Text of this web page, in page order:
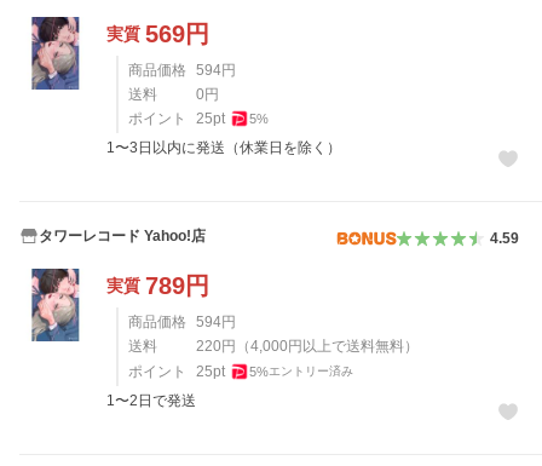
実質 569円
商品価格 594円
送料
0 円
ポイント
25pt 5%
1〜3日以内に発送（休業日を除く）
タワーレコード Yahoo!店 4.59
実質 789円
商品価格 594円
送料
220 円 （4,000 円以上で送料無料）
ポイント
25pt 5%エントリー済み
1〜2日で発送